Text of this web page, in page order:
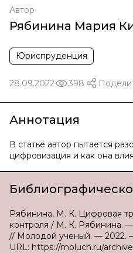
Автор
Рябинина Мария
Юриспруденция
28.09.2022 398
Аннотация
В статье автор пытается
цифровизация и как она
Рябинина, М. К. Цифровая
контроля / М. К. Рябинина.
// Молодой ученый. — 2022.
URL: https://moluch.ru/